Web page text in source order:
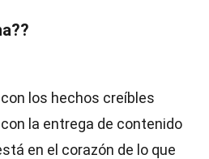
los hechos creíbles
la entrega de contenido
en el corazón de lo que